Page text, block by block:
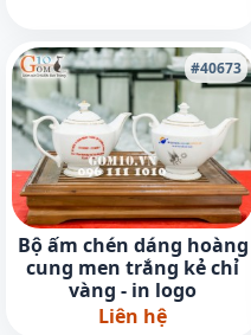
#40673
Bộ ấm chén dáng hoàng
cung men trắng kẻ chỉ
vàng - in logo
Liên hệ